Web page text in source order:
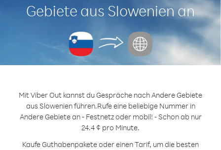
Gebiete aus Slowenien an
Mit Viber Out kannst du Gespräche nach Andere Gebiete
aus Slowenien führen.Rufe eine beliebige Nummer in
Andere Gebiete an - Festnetz oder mobil! - Schon ab nur
24.4 ¢ pro Minute.
Kaufe Guthabenpakete oder einen Tarif, um die besten